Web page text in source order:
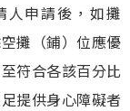
人申請後，如攤
攤（鋪）位應優
符合各該百分比
提供身心障礙者